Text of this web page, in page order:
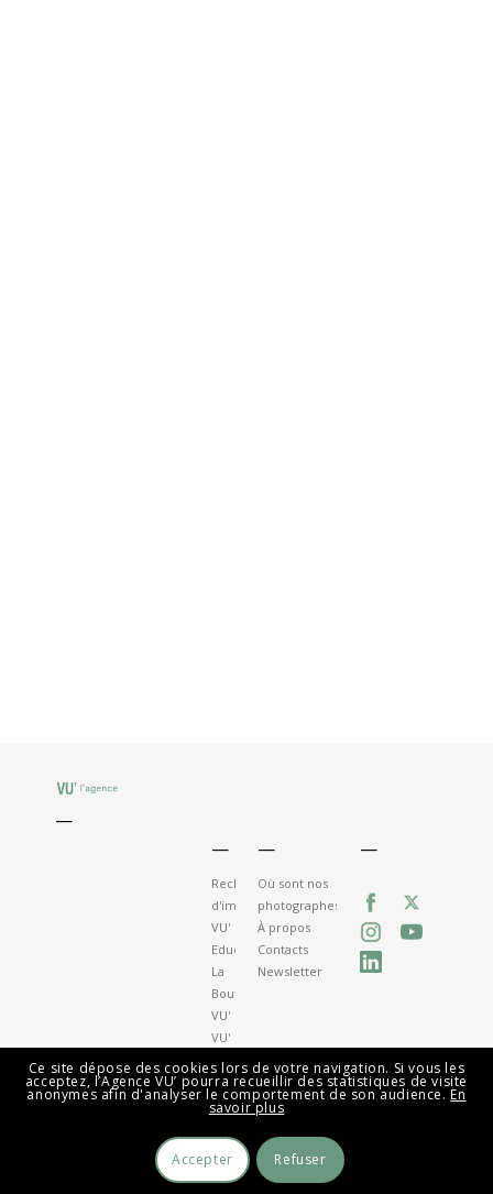
—
—
Recherche
d'images
VU'
Education
La
Boutique
VU'
VU'
la
Galerie
—
Où sont nos
photographes
À propos
Contacts
Newsletter
—
© Agence VU' 2026 - Mentions légales
Ce site dépose des cookies lors de votre navigation. Si vous les
acceptez, l’Agence VU’ pourra recueillir des statistiques de visite
anonymes afin d'analyser le comportement de son audience.En
savoir plus
Accepter Refuser